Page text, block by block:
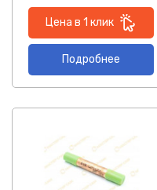
Цена в 1 клик
Подробнее